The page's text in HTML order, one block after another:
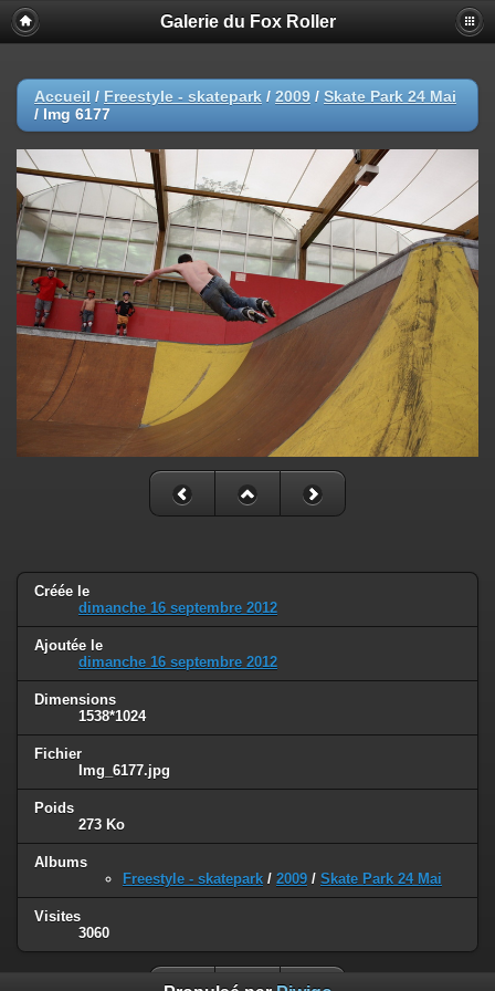
Galerie du Fox Roller
Accueil / Freestyle - skatepark / 2009 / Skate Park 24 Mai
/ Img 6177
Créée le
dimanche 16 septembre 2012
Ajoutée le
dimanche 16 septembre 2012
Dimensions
1538*1024
Fichier
Img_6177.jpg
Poids
273 Ko
Albums
Freestyle - skatepark / 2009 / Skate Park 24 Mai
Visites
3060